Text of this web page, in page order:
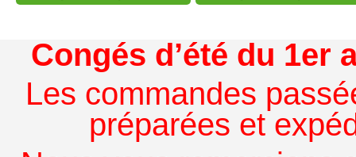
Congés d’été du 1er
Les commandes
préparées et